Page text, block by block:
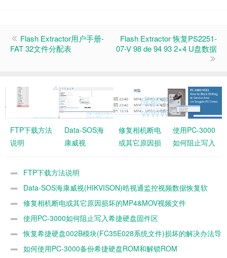
Flash Extractor用户手册-
FAT 32文件分配表
Flash Extractor 恢复PS2251-
07-V 98 de 94 93 2×4 U盘数据
FTP下载方法
说明
Data-SOS海
康威视
晧视通监控视
件
修复相机断电
或其它原因损
使用PC-3000
如何阻止写入
FTP下载方法说明
Data-SOS海康威视(HIKVISON)晧视通监控视频数据恢复软
件 修复相机断电或其它原因损坏的MP4&MOV视频文件
使用PC-3000如何阻止写入希捷硬盘固件区
恢复希捷硬盘002B模块(FC35E028系统文件)损坏的解决办法导
致硬盘容量为0 MB数据的方法
如何使用PC-3000备份希捷硬盘ROM和解锁ROM